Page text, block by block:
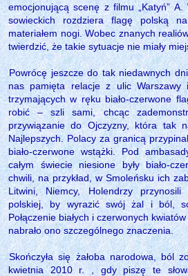
emocjonującą scenę z filmu „Katyń” A.
sowieckich rozdziera flagę polską
materiałem nogi. Wobec znanych
twierdzić, że takie sytuacje nie miały
Powrócę jeszcze do tak niedawnych
nas pamięta relacje z ulic Warszawy
trzymających w ręku biało-czerwone
robić – szli sami, chcąc
przywiązanie do Ojczyzny, która tak
Najlepszych. Polacy za granicą
biało-czerwone wstążki. Pod
całym świecie niesione były biało-
chwili, na przykład, w Smoleńsku ich
Litwini, Niemcy, Holendrzy
polskiej, by wyrazić swój żal i ból,
Połączenie białych i czerwonych
nabrało ono szczególnego znaczenia.
Skończyła się żałoba narodowa, ból
kwietnia 2010 r. , gdy piszę te